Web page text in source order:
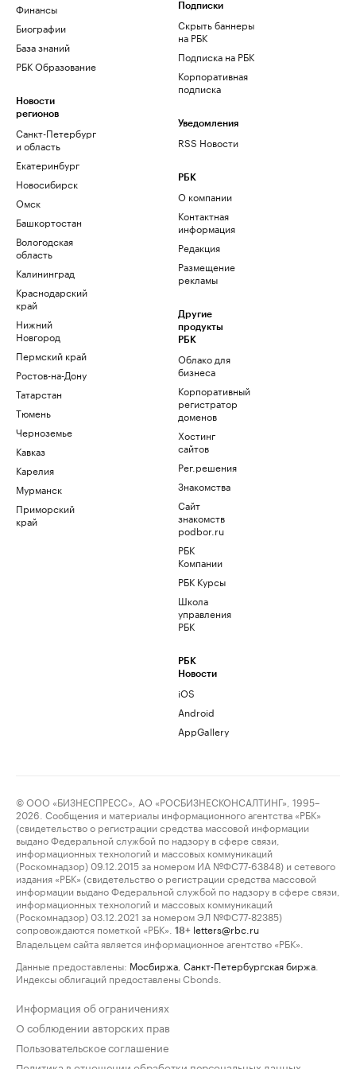
Финансы
Биографии
База знаний
РБК Образование
Новости
регионов
Санкт-Петербург
и область
Екатеринбург
Новосибирск
Омск
Башкортостан
Вологодская
область
Калининград
Краснодарский
край
Нижний
Новгород
Пермский край
Ростов-на-Дону
Татарстан
Тюмень
Черноземье
Кавказ
Карелия
Мурманск
Приморский
край
Подписки
Скрыть баннеры
на РБК
Подписка на РБК
Корпоративная
подписка
Уведомления
RSS Новости
РБК
О компании
Контактная
информация
Редакция
Размещение
рекламы
Другие
продукты
РБК
Облако для
бизнеса
Корпоративный
регистратор
доменов
Хостинг
сайтов
Рег.решения
Знакомства
Сайт
знакомств
podbor.ru
РБК
Компании
РБК Курсы
Школа
управления
РБК
РБК
Новости
iOS
Android
AppGallery
© ООО «БИЗНЕСПРЕСС», АО «РОСБИЗНЕСКОНСАЛТИНГ», 1995–
2026. Сообщения и материалы информационного агентства «РБК»
(свидетельство о регистрации средства массовой информации
выдано Федеральной службой по надзору в сфере связи,
информационных технологий и массовых коммуникаций
(Роскомнадзор) 09.12.2015 за номером ИА №ФС77-63848) и сетевого
издания «РБК» (свидетельство о регистрации средства массовой
информации выдано Федеральной службой по надзору в сфере связи,
информационных технологий и массовых коммуникаций
(Роскомнадзор) 03.12.2021 за номером ЭЛ №ФС77-82385)
сопровождаются пометкой «РБК».
18+ letters@rbc.ru
Владельцем сайта является информационное агентство «РБК».
Данные предоставлены: Мосбиржа Санкт-Петербургская биржа
Индексы облигаций предоставлены Cbonds.
Информация об ограничениях
О соблюдении авторских прав
Пользовательское соглашение